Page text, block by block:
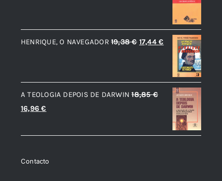
era:
8,90 €.
é:
8,01 €.
HENRIQUE, O NAVEGADOR 19,38€ O
era:
19,38 €.
17,44€
preço
atual
é:
17,44 €.
A TEOLOGIA DEPOIS DE DARWIN 18,85€
O
original
18,85 €.
16,96€
atual
16,96 €.
Contacto